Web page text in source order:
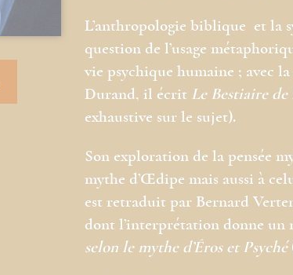
L’anthropologie biblique et la
question de l’usage
vie psychique humaine ; avec
Durand, il écrit Le Bestiaire
exhaustive sur le sujet).
Son exploration de la pensée
mythe d’Œdipe mais aussi à
est retraduit par Bernard
dont l’interprétation donne un
selon le mythe d’Éros et Psyché